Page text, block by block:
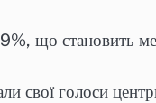
що становить
свої голоси